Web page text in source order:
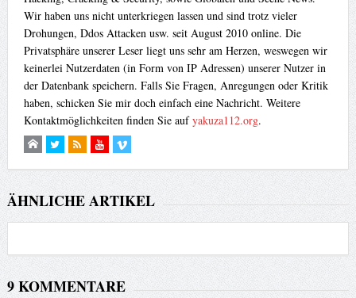
Wir haben uns nicht unterkriegen lassen und sind trotz vieler
Drohungen, Ddos Attacken usw. seit August 2010 online. Die
Privatsphäre unserer Leser liegt uns sehr am Herzen, weswegen wir
keinerlei Nutzerdaten (in Form von IP Adressen) unserer Nutzer in
der Datenbank speichern. Falls Sie Fragen, Anregungen oder Kritik
haben, schicken Sie mir doch einfach eine Nachricht. Weitere
Kontaktmöglichkeiten finden Sie aufyakuza112.org.
ÄHNLICHE ARTIKEL
9 KOMMENTARE